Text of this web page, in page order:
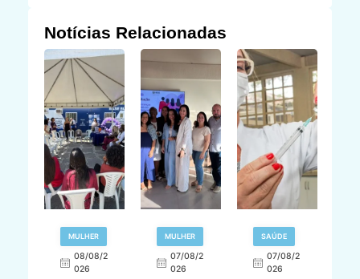
Notícias Relacionadas
MULHER
08/08/2
026
MULHER
07/08/2
026
SAÚDE
07/08/2
026